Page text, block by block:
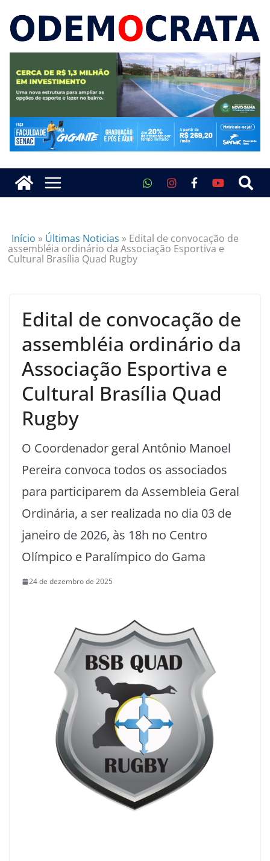
Início » Últimas Noticias » Edital de convocação de
assembléia ordinário da Associação Esportiva e
Cultural Brasília Quad Rugby
Edital de convocação de
assembléia ordinário da
Associação Esportiva e
Cultural Brasília Quad
Rugby
O Coordenador geral Antônio Manoel
Pereira convoca todos os associados
para participarem da Assembleia Geral
Ordinária, a ser realizada no dia 03 de
janeiro de 2026, às 18h no Centro
Olímpico e Paralímpico do Gama
24 de dezembro de 2025